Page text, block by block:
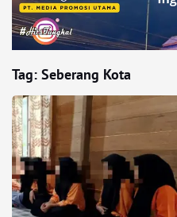
Tag: Seberang Kota